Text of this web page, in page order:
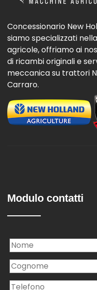
Concessionario New
siamo specializzati
agricole, offriamo ai
di ricambi originali e
meccanica su trattori
Carraro.
Modulo contatti